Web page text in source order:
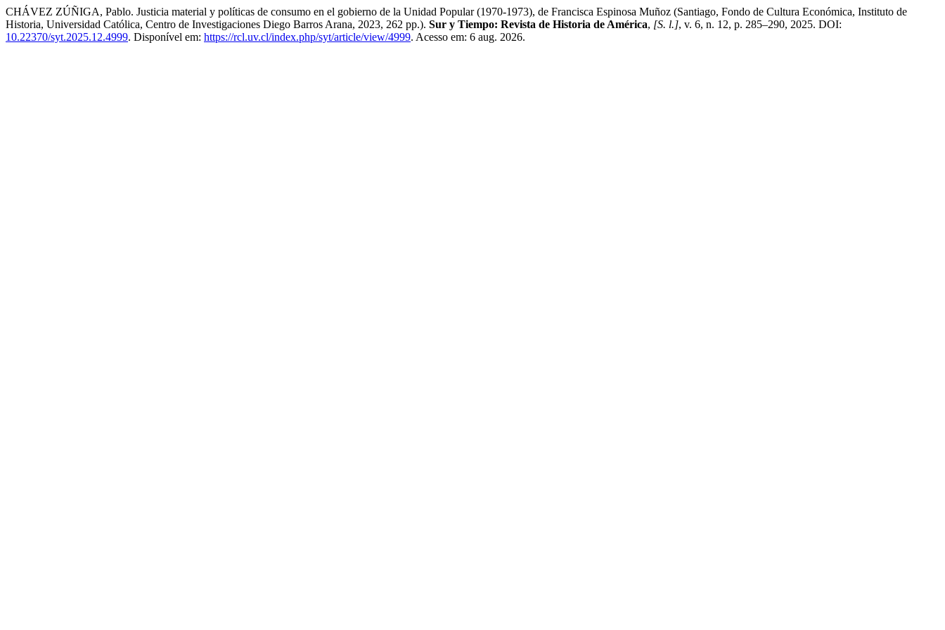
CHÁVEZ ZÚÑIGA, Pablo. Justicia material y políticas de consumo en el gobierno de la Unidad Popular (1970-1973), de Francisca Espinosa Muñoz (Santiago, Fondo de Cultura Económica, Instituto de
Historia, Universidad Católica, Centro de Investigaciones Diego Barros Arana, 2023, 262 pp.). Sur y Tiempo: Revista de Historia de América, [S. l.], v. 6, n. 12, p. 285–290, 2025. DOI:
10.22370/syt.2025.12.4999. Disponível em: https://rcl.uv.cl/index.php/syt/article/view/4999. Acesso em: 6 aug. 2026.